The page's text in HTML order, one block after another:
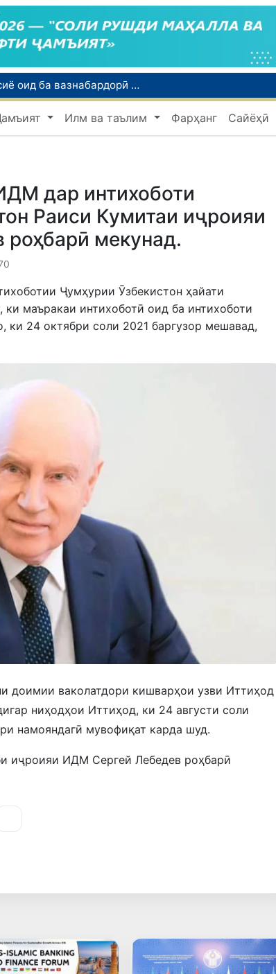
Тошканд ба баргузории чемпионати Осиё оид ба вазнабардорӣ омодагӣ мебинад
Шаҳрвандони Ӯзбекистон метавонанд дар доираи барномаи H-2A ба корҳои мавсимии кишоварзӣ дар ИМА сафарбар шаванд
Намояндагии Агентии муҳоҷират дар Москва моҳи июл ба зиёда аз 1,8 ҳазор шаҳрванди Ӯзбекистон кумак расонд
Илм ва таълим Фарҳанг Сайёҳӣ
дар интихоботи
Раиси Кумитаи иҷроияи
мекунад.
Ҷумҳурии Ӯзбекистон ҳайати
маъракаи интихоботӣ оид ба интихоботи
ки 24 октябри соли 2021 баргузор мешавад,
доимии ваколатдори кишварҳои узви Иттиҳод
ниҳодҳои Иттиҳод, ки 24 августи соли
намояндагӣ мувофиқат карда шуд.
иҷроияи ИДМ Сергей Лебедев роҳбарӣ